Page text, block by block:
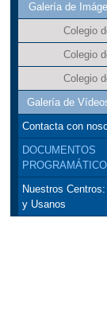
Galería de
Colegio
Colegio
Colegio
Galería de
Contacta con
DOCUMENTOS
Nuestros
y Usanos